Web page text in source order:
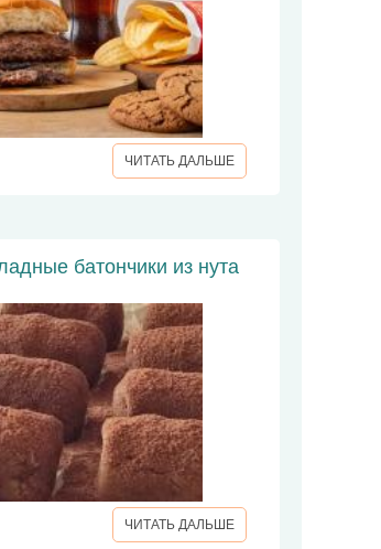
ЧИТАТЬ ДАЛЬШЕ
батончики из нута
ЧИТАТЬ ДАЛЬШЕ